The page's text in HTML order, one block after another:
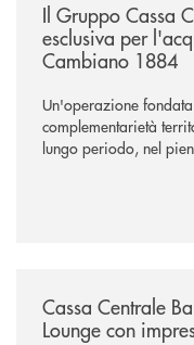
Il Gruppo Cassa
esclusiva per
Cambiano 1884
Un'operazione
complementarietà
lungo periodo, nel
negoziazione
Cassa Centrale
Lounge con